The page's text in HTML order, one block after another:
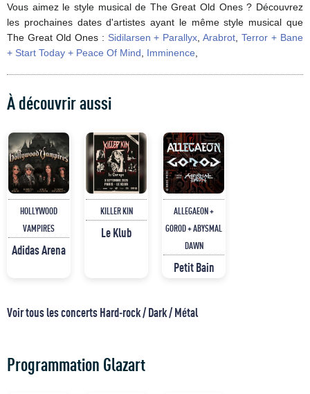
Vous aimez le style musical de The Great Old Ones ? Découvrez
les prochaines dates d'artistes ayant le même style musical que
The Great Old Ones : Sidilarsen + Parallyx ,Arabrot ,Terror + Bane
+ Start Today + Peace Of Mind
Imminence
À découvrir aussi
HOLLYWOOD
VAMPIRES
Adidas Arena
KILLER KIN
Le Klub
ALLEGAEON +
GOROD + ABYSMAL
DAWN
Petit Bain
Voir tous les concerts Hard-rock / Dark / Métal
Programmation Glazart